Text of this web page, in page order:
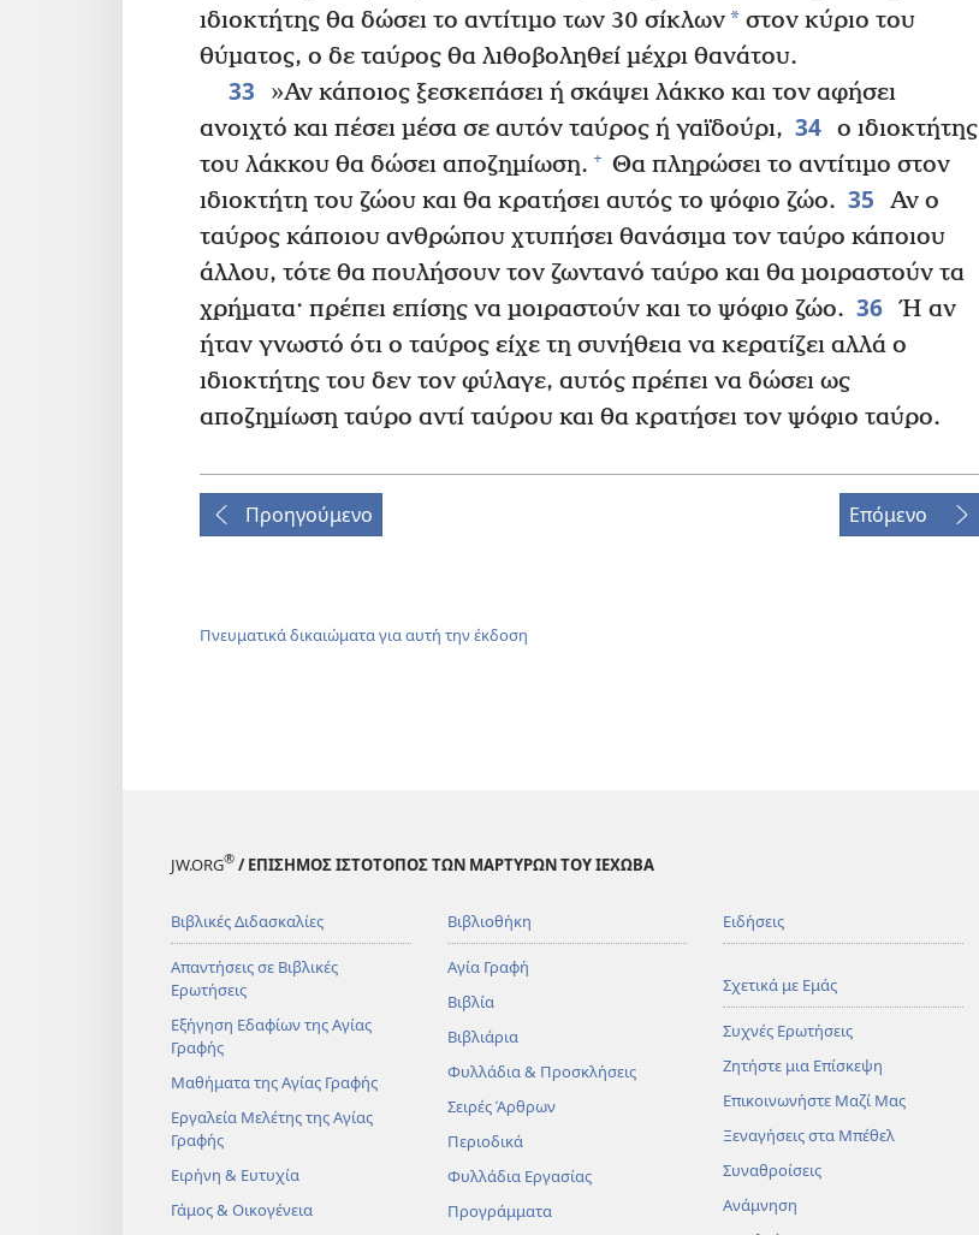
ιδιοκτήτης θα δώσει το αντίτιμο των 30 σίκλων* στον κύριο του
θύματος, ο δε ταύρος θα λιθοβοληθεί μέχρι θανάτου.
33
»Αν κάποιος ξεσκεπάσει ή σκάψει λάκκο και τον αφήσει
ανοιχτό και πέσει μέσα σε αυτόν ταύρος ή γαϊδούρι, 34 ο ιδιοκτήτης
του λάκκου θα δώσει αποζημίωση. + Θα πληρώσει το αντίτιμο στον
ιδιοκτήτη του ζώου και θα κρατήσει αυτός το ψόφιο ζώο. 35
Αν ο
ταύρος κάποιου ανθρώπου χτυπήσει θανάσιμα τον ταύρο κάποιου
άλλου, τότε θα πουλήσουν τον ζωντανό ταύρο και θα μοιραστούν τα
χρήματα· πρέπει επίσης να μοιραστούν και το ψόφιο ζώο. 36 Ή αν
ήταν γνωστό ότι ο ταύρος είχε τη συνήθεια να κερατίζει αλλά ο
ιδιοκτήτης του δεν τον φύλαγε, αυτός πρέπει να δώσει ως
αποζημίωση ταύρο αντί ταύρου και θα κρατήσει τον ψόφιο ταύρο.
Προηγούμενο Επόμενο
Πνευματικά δικαιώματα για αυτή την έκδοση
JW.ORG® / ΕΠΙΣΗΜΟΣ ΙΣΤΟΤΟΠΟΣ ΤΩΝ ΜΑΡΤΥΡΩΝ ΤΟΥ ΙΕΧΩΒΑ
Βιβλικές Διδασκαλίες
Απαντήσεις σε Βιβλικές
Ερωτήσεις
Εξήγηση Εδαφίων της Αγίας
Γραφής
Μαθήματα της Αγίας Γραφής
Εργαλεία Μελέτης της Αγίας
Γραφής
Ειρήνη & Ευτυχία
Γάμος & Οικογένεια
Βιβλιοθήκη
Αγία Γραφή
Βιβλία
Βιβλιάρια
Φυλλάδια & Προσκλήσεις
Σειρές Άρθρων
Περιοδικά
Φυλλάδια Εργασίας
Προγράμματα
Ειδήσεις
Σχετικά με Εμάς
Συχνές Ερωτήσεις
Ζητήστε μια Επίσκεψη
Επικοινωνήστε Μαζί Μας
Ξεναγήσεις στα Μπέθελ
Συναθροίσεις
Ανάμνηση